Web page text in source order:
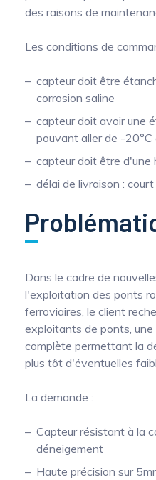
des raisons de
Les conditions de
capteur doit être
corrosion saline
capteur doit avoir une
pouvant aller de -20°C
capteur doit être d'une
délai de livraison : court
Dans le cadre de
l'exploitation des ponts
ferroviaires, le client
exploitants de ponts, une
complète permettant la
plus tôt d'éventuelles
La demande :
Capteur résistant à la
déneigement
Haute précision sur
Mesure mobile, embarquée